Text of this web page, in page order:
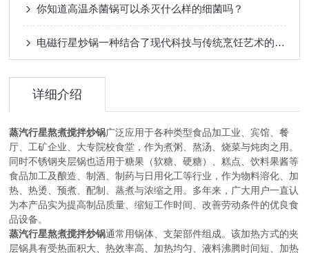
你知道高温杀菌锅可以杀灭什么样的细菌吗？
电磁行星炒锅一种结合了现代科技与传统烹饪艺术的厨房神器
详细介绍
蒸汽行星熬煮搅拌炒锅广泛应用于各种类型食品加工业、宾馆、餐
厅、工矿企业、大专院校食堂，作为煮粥、熬汤、烧菜与炖肉之用。
同时不锈钢夹层锅也适用于糖果（软糖、硬糖）、糕点、饮料果酱等
食品加工及酿造、制酒、制药与日用化工等行业，作为物料溶化、加
热、热烫、预煮、配制、蒸煮与浓缩之用。多年来，广大用户一直认
为本产品实为提高制品质量、缩短工作时间、改善劳动条件的优良食
品设备。
蒸汽行星熬煮搅拌炒锅通常用锅体、支架部件组成。该加热方式的夹
层锅具有受热面积大、热效率高、加热均匀、液料沸腾时间短、加热